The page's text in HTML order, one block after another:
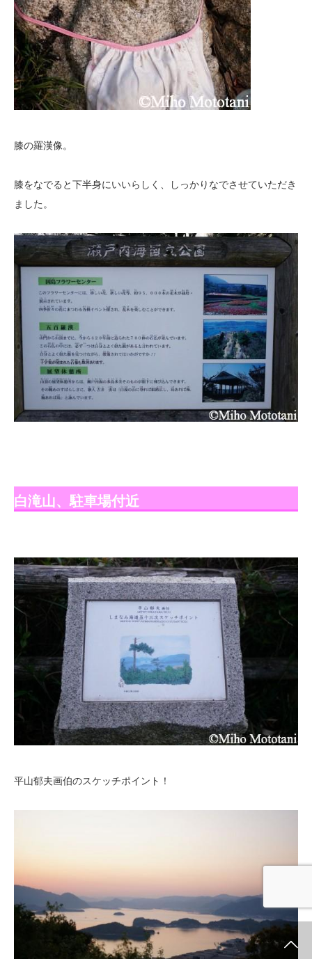
膝の羅漢像。
膝をなでると下半身にいいらしく、しっかりなでさせていただき
ました。
白滝山、駐車場付近
平山郁夫画伯のスケッチポイント！
新着情報 シェア お問合せ